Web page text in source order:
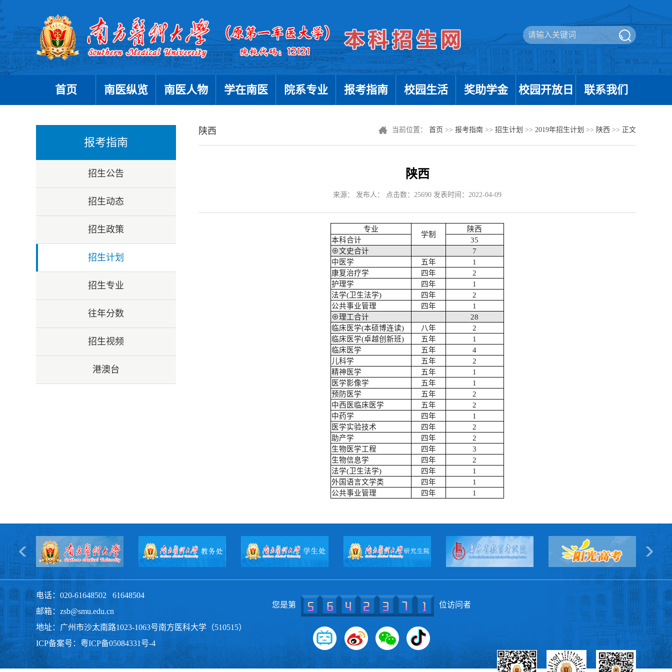
首页 南医纵览 南医人物 学在南医 院系专业 报考指南 校园生活 奖助学金 校园开放日 联系我们
报考指南
招生公告
招生动态
招生政策
招生计划
招生专业
往年分数
招生视频
港澳台
陕西 当前位置： 首页 >> 报考指南 >> 招生计划 >> 2019年招生计划 >> 陕西 >> 正文
陕西
来源： 发布人： 点击数： 25690 发表时间：2022-04-09
专业
学制
陕西
本科合计
35
⊕文史合计
7
中医学
五年
1
康复治疗学
四年
2
护理学
四年
1
法学(卫生法学)
四年
2
公共事业管理
四年
1
⊕理工合计
28
临床医学(本硕博连读)
八年
2
临床医学(卓越创新班)
五年
1
临床医学
五年
4
儿科学
五年
2
精神医学
五年
1
医学影像学
五年
1
预防医学
五年
2
中西医临床医学
五年
2
中药学
四年
1
医学实验技术
四年
2
助产学
四年
2
生物医学工程
四年
3
生物信息学
四年
2
法学(卫生法学)
四年
1
外国语言文学类
四年
1
公共事业管理
四年 1
电话：020-61648502 61648504
邮箱：zsb@smu.edu.cn
地址：广州市沙太南路1023-1063号南方医科大学（510515）
ICP备案号： 粤ICP备05084331号-4
您是第 位访问者